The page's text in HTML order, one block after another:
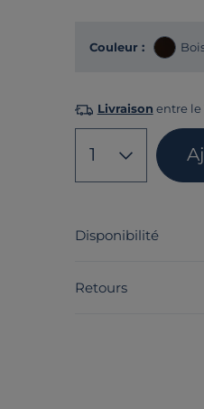
Couleur :
Livraison entre le
1
Disponibilité
Retours